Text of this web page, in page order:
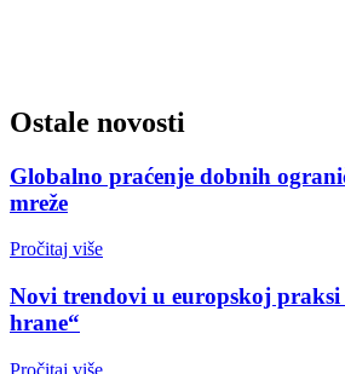
Ostale novosti
Globalno praćenje dobnih
mreže
Pročitaj više
Novi trendovi u europskoj praksi
hrane“
Pročitaj više